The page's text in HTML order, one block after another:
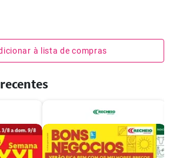
à lista de compras